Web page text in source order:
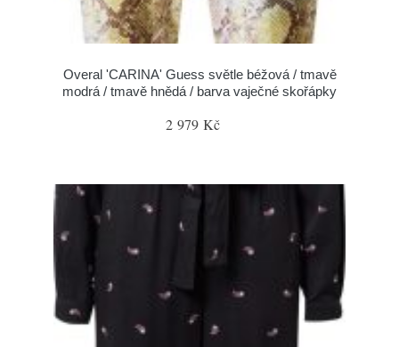
Overal 'CARINA' Guess světle béžová / tmavě
modrá / tmavě hnědá / barva vaječné skořápky
2 979 Kč